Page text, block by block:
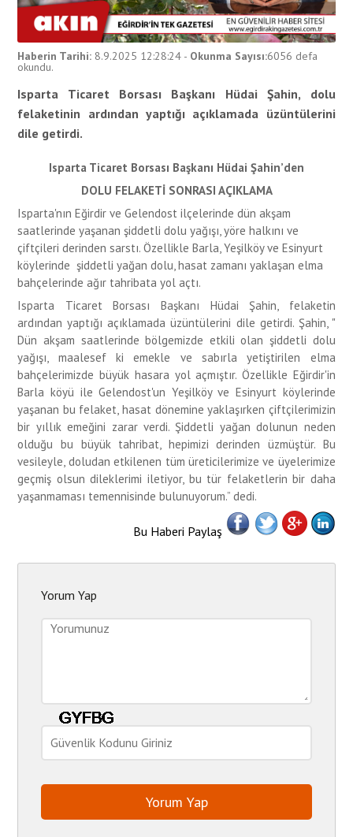
Haberin Tarihi: 8.9.2025 12:28:24 - Okunma Sayısı:6056 defa
okundu.
Isparta Ticaret Borsası Başkanı Hüdai Şahin, dolu
felaketinin ardından yaptığı açıklamada üzüntülerini
dile getirdi.
Isparta Ticaret Borsası Başkanı Hüdai Şahin’den
DOLU FELAKETİ SONRASI AÇIKLAMA
Isparta'nın Eğirdir ve Gelendost ilçelerinde dün akşam
saatlerinde yaşanan şiddetli dolu yağışı, yöre halkını ve
çiftçileri derinden sarstı. Özellikle Barla, Yeşilköy ve Esinyurt
köylerinde şiddetli yağan dolu, hasat zamanı yaklaşan elma
bahçelerinde ağır tahribata yol açtı.
Isparta Ticaret Borsası Başkanı Hüdai Şahin, felaketin
ardından yaptığı açıklamada üzüntülerini dile getirdi. Şahin, "
Dün akşam saatlerinde bölgemizde etkili olan şiddetli dolu
yağışı, maalesef ki emekle ve sabırla yetiştirilen elma
bahçelerimizde büyük hasara yol açmıştır. Özellikle Eğirdir'in
Barla köyü ile Gelendost'un Yeşilköy ve Esinyurt köylerinde
yaşanan bu felaket, hasat dönemine yaklaşırken çiftçilerimizin
bir yıllık emeğini zarar verdi. Şiddetli yağan dolunun neden
olduğu bu büyük tahribat, hepimizi derinden üzmüştür. Bu
vesileyle, doludan etkilenen tüm üreticilerimize ve üyelerimize
geçmiş olsun dileklerimi iletiyor, bu tür felaketlerin bir daha
yaşanmaması temennisinde bulunuyorum.” dedi.
Bu Haberi Paylaş
Yorum Yap